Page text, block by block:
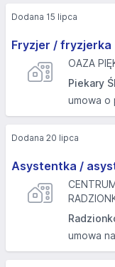
Fryzjer / fryzjerka
OAZA
Piekary
umowa o
Dodana 15 lipca
Asystentka /
umowa
Dodana 20 lipca